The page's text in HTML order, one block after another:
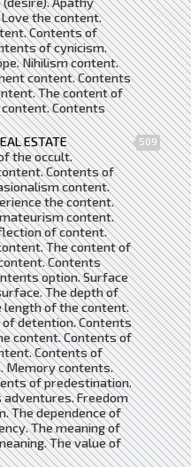
the content.
Contents of
of cynicism.
Nihilism content.
content. Contents
The content of
Contents
ESTATE
509
the occult.
Contents of
content.
the content.
content.
of content.
The content of
Contents
option. Surface
The depth of
length of the content.
detention. Contents
content. Contents of
Contents of
Memory contents.
of predestination.
Freedom
The dependence of
The meaning of
The value of